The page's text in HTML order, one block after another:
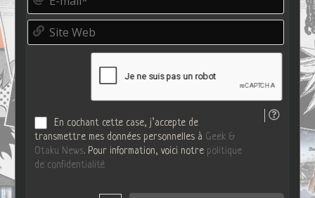
d
om
i
S
t
En cochant cette case, j’accepte de
transmettre mes données personnelles à Geek &
Otaku News. Pour information, voici notre politique
de confidentialité